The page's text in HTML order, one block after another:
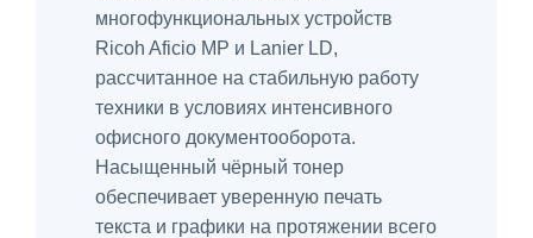
многофункциональных устройств
Ricoh Aficio MP и Lanier LD,
рассчитанное на стабильную работу
техники в условиях интенсивного
офисного документооборота.
Насыщенный чёрный тонер
обеспечивает уверенную печать
текста и графики на протяжении всего